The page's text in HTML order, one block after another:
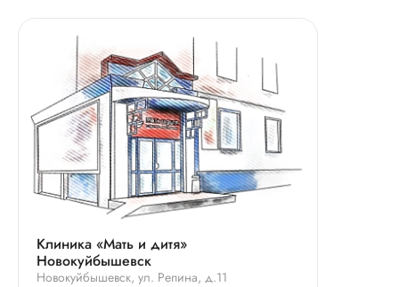
Клиника «Мать и дитя»
Новокуйбышевск
Новокуйбышевск, ул. Репина, д.11